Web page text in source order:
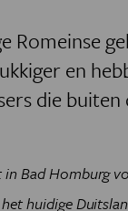
Romeinse
en
die
Bad Homburg
huidige